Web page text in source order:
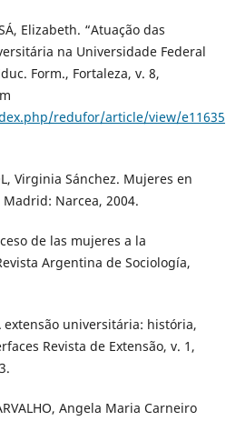
Elizabeth. “Atuação das
na Universidade Federal
Form., Fortaleza, v. 8,
redufor/article/view/e11635
Virginia Sánchez. Mujeres en
Narcea, 2004.
de las mujeres a la
Argentina de Sociología,
extensão universitária: história,
Revista de Extensão, v. 1,
Angela Maria Carneiro